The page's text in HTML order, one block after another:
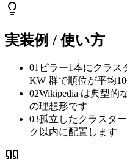
実装例 / 使い方
01 ピラー1本にクラス
KW 群で順位が平均
02Wikipedia は典型的
の理想形です
03孤立したクラスタ
ク以内に配置します